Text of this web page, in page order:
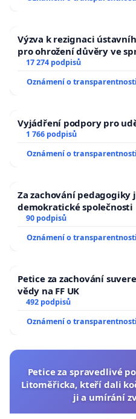
Výzva k rezignaci
pro ohrožení důvěry ve
17 274 podpisů
Oznámení o transparentnosti
Vyjádření podpory pro
1 766 podpisů
Oznámení o transparentnosti
Za zachování pedagogiky
demokratické společnosti
90 podpisů
Oznámení o transparentnosti
Petice za zachování
vědy na FF UK
492 podpisů
Oznámení o transparentnosti
Petice za spravedlivé
Litoměřicka, kteří dali
ji a umírání